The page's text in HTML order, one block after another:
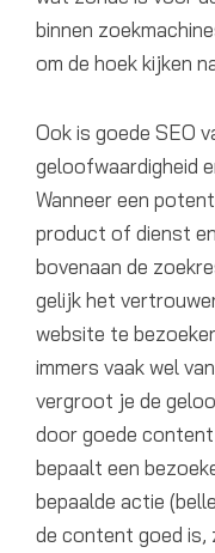
binnen
om de hoek kijken
Ook is goede SEO
geloofwaardigheid
Wanneer een
product of dienst
bovenaan de
gelijk het
website te
immers vaak wel
vergroot je de
door goede
bepaalt een
bepaalde actie
de content goed is,